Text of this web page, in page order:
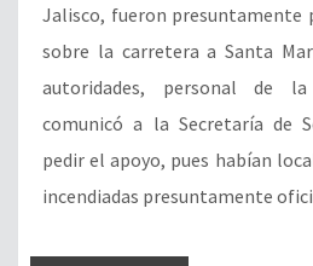
Jalisco, fueron presuntamente
sobre la carretera a Santa
autoridades, personal de
comunicó a la Secretaría de
pedir el apoyo, pues habían
incendiadas presuntamente